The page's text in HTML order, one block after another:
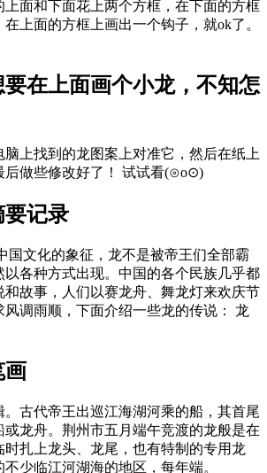
上面和下面花上两个方框，在下面的方框
在上面的方框上画出一个钩子，就ok了。
在上面画个小龙，不知怎
上找到的龙图案上对准它，然后在纸上
后做些修改好了！ 试试看(⊙o⊙)
要记录
国文化的象征，龙不是被帝王们全部霸
以各种方式出现。中国的各个民族几乎都
和故事，人们以赛龙舟、舞龙灯来欢庆节
风调雨顺，下面介绍一些龙的传说： 龙
画
古代帝王出巡江海湖河乘的船，其首尾
龙舟。荆州市五月端午竞渡的龙般是在
扎上龙头、龙尾，也有特制的专用龙
少临江河湖海的地区，每年端。